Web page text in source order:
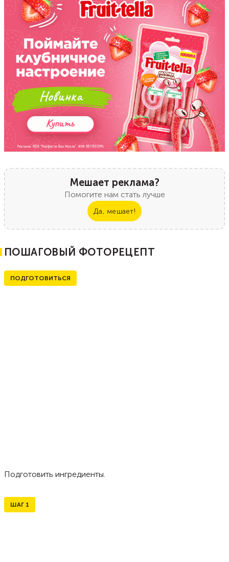
Мешает реклама?
Помогите нам стать лучше
Да, мешает!
ПОШАГОВЫЙ ФОТОРЕЦЕПТ
ПОДГОТОВИТЬСЯ
Подготовить ингредиенты.
ШАГ 1